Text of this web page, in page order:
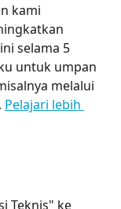
kami
selama 5
untuk umpan
melalui
Pelajari lebih
Teknis" ke